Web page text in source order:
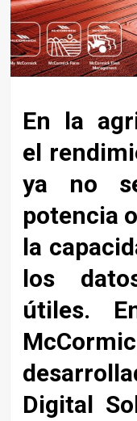
En la
el
ya no
potencia
la
los
útiles.
Digital